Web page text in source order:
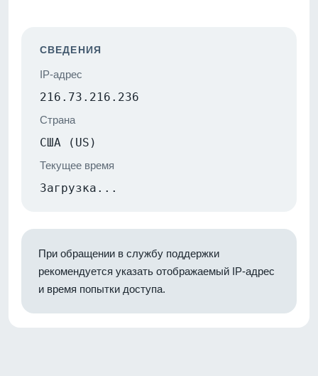
СВЕДЕНИЯ
IP-адрес
216.73.216.236
Страна
США (US)
Текущее время
Загрузка...
При обращении в службу поддержки
рекомендуется указать отображаемый IP-адрес
и время попытки доступа.